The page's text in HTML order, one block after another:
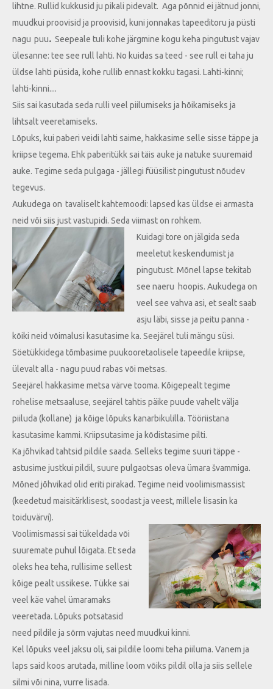
lihtne. Rullid kukkusid ju pikali pidevalt. Aga põnnid ei jätnud jonni,
muudkui proovisid ja proovisid, kuni jonnakas tapeeditoru ja püsti
nagu puu. Seepeale tuli kohe järgmine kogu keha pingutust vajav
ülesanne: tee see rull lahti. No kuidas sa teed - see rull ei taha ju
üldse lahti püsida, kohe rullib ennast kokku tagasi. Lahti-kinni;
lahti-kinni....
Siis sai kasutada seda rulli veel piilumiseks ja hõikamiseks ja
lihtsalt veeretamiseks.
Lõpuks, kui paberi veidi lahti saime, hakkasime selle sisse täppe ja
kriipse tegema. Ehk paberitükk sai täis auke ja natuke suuremaid
auke. Tegime seda pulgaga - jällegi füüsilist pingutust nõudev
tegevus.
Aukudega on tavaliselt kahtemoodi: lapsed kas üldse ei armasta
neid või siis just vastupidi. Seda viimast on rohkem.
Kuidagi tore on jälgida seda
meeletut keskendumist ja
pingutust. Mõnel lapse tekitab
see naeru hoopis. Aukudega on
veel see vahva asi, et sealt saab
asju läbi, sisse ja peitu panna -
kõiki neid võimalusi kasutasime ka. Seejärel tuli mängu süsi.
Söetükkidega tõmbasime puukooretaolisele tapeedile kriipse,
ülevalt alla - nagu puud rabas või metsas.
Seejärel hakkasime metsa värve tooma. Kõigepealt tegime
rohelise metsaaluse, seejärel tahtis päike puude vahelt välja
piiluda (kollane) ja kõige lõpuks kanarbikulilla. Tööriistana
kasutasime kammi. Kriipsutasime ja kõdistasime pilti.
Ka jõhvikad tahtsid pildile saada. Selleks tegime suuri täppe -
astusime justkui pildil, suure pulgaotsas oleva ümara švammiga.
Mõned jõhvikad olid eriti pirakad. Tegime neid voolimismassist
(keedetud maisitärklisest, soodast ja veest, millele lisasin ka
toiduvärvi).
Voolimismassi sai tükeldada või
suuremate puhul lõigata. Et seda
oleks hea teha, rullisime sellest
kõige pealt ussikese. Tükke sai
veel käe vahel ümaramaks
veeretada. Lõpuks potsatasid
need pildile ja sõrm vajutas need muudkui kinni.
Kel lõpuks veel jaksu oli, sai pildile loomi teha piiluma. Vanem ja
laps said koos arutada, milline loom võiks pildil olla ja siis sellele
silmi või nina, vurre lisada.